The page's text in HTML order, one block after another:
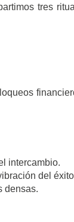
tres
intercambio.
del
densas.